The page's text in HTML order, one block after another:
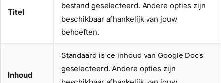
Titel
bestand geselecteerd. Andere opties zijn
beschikbaar afhankelijk van jouw
behoeften.
Inhoud
Standaard is de inhoud van Google Docs
geselecteerd. Andere opties zijn